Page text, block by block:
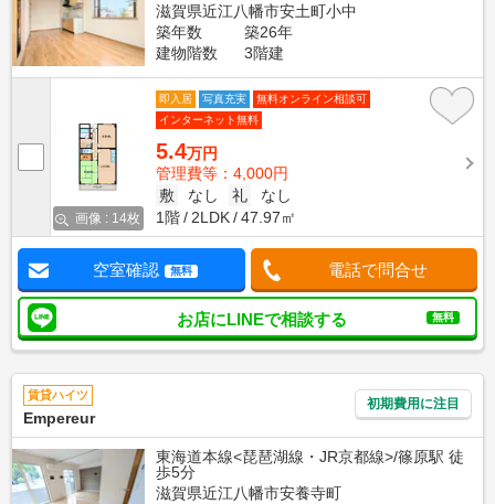
滋賀県近江八幡市安土町小中
築年数
築26年
建物階数
3階建
画像 : 14枚
即入居 写真充実
無料オンライン相談可
インターネット無料
5.4万円
管理費等：4,000円
敷
なし 礼
なし
1階
2LDK 47.97㎡
空室確認 無料 電話で問合せ
お店にLINEで相談する 無料
賃貸ハイツ
Empereur
初期費用に注目
東海道本線<琵琶湖線・JR京都線>/篠原駅 徒
歩5分
滋賀県近江八幡市安養寺町